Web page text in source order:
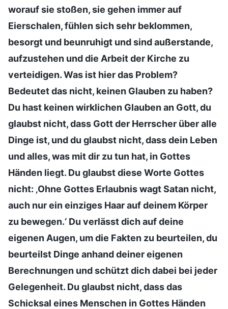
worauf sie stoßen, sie gehen immer auf
Eierschalen, fühlen sich sehr beklommen,
besorgt und beunruhigt und sind außerstande,
aufzustehen und die Arbeit der Kirche zu
verteidigen. Was ist hier das Problem?
Bedeutet das nicht, keinen Glauben zu haben?
Du hast keinen wirklichen Glauben an Gott, du
glaubst nicht, dass Gott der Herrscher über alle
Dinge ist, und du glaubst nicht, dass dein Leben
und alles, was mit dir zu tun hat, in Gottes
Händen liegt. Du glaubst diese Worte Gottes
nicht: ‚Ohne Gottes Erlaubnis wagt Satan nicht,
auch nur ein einziges Haar auf deinem Körper
zu bewegen.‘ Du verlässt dich auf deine
eigenen Augen, um die Fakten zu beurteilen, du
beurteilst Dinge anhand deiner eigenen
Berechnungen und schützt dich dabei bei jeder
Gelegenheit. Du glaubst nicht, dass das
Schicksal eines Menschen in Gottes Händen